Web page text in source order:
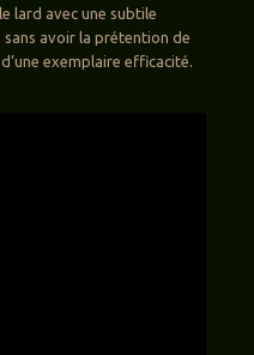
lard avec une subtile
avoir la prétention de
exemplaire efficacité.